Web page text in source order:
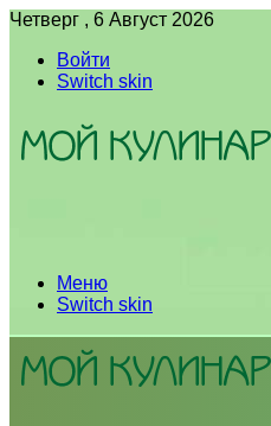
Четверг , 6 Август 2026
Войти
Switch skin
Меню
Switch skin